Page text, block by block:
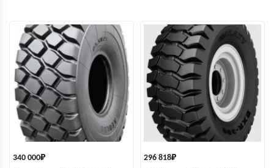
340 000₽ 296 818₽